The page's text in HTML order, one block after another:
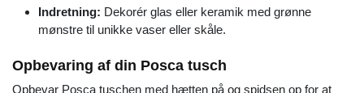
Indretning: Dekorér glas eller keramik med grønne
mønstre til unikke vaser eller skåle.
Opbevaring af din Posca tusch
Opbevar Posca tuschen med hætten på og spidsen op for at